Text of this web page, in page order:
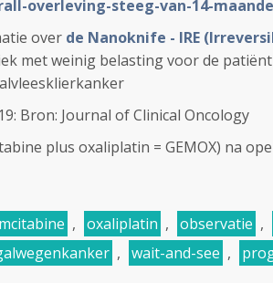
overleving-steeg-van-14-
over de Nanoknife - IRE
met weinig belasting voor de
Bron: Journal of Clinical Oncology
plus oxaliplatin = GEMOX) na
, oxaliplatin , observatie ,
, wait-and-see ,